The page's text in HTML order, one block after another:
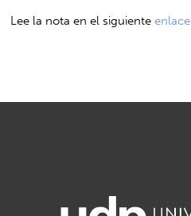
Lee la nota en el siguienteenlace.